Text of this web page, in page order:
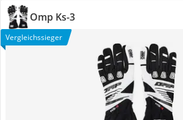
Omp Ks-3
Vergleichssieger